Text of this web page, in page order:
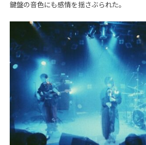
鍵盤の音色にも感情を揺さぶられた。